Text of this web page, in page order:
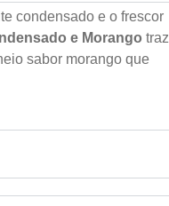
condensado e o frescor
e Morango traz
sabor morango que